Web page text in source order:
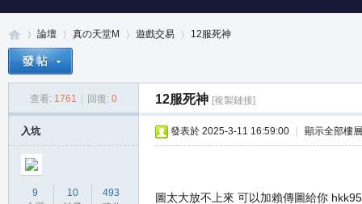
論壇
›
真の天堂M 遊戲交易
›
12服死神
查看: 1761 回復: 0 12服死神 [複製鏈接]
入坑
9
10
493
發表於 2025-3-11 16:59:00 顯示全部樓層
圖太大放不上來 可以加賴傳圖給你